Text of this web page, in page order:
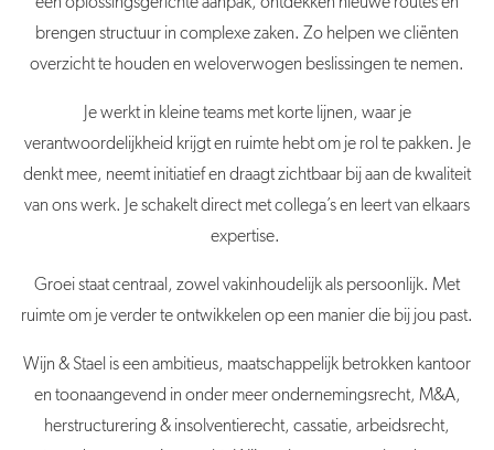
brengen structuur in complexe zaken. Zo helpen we cliënten
overzicht te houden en weloverwogen beslissingen te nemen.
Je werkt in kleine teams met korte lijnen, waar je
verantwoordelijkheid krijgt en ruimte hebt om je rol te pakken. Je
denkt mee, neemt initiatief en draagt zichtbaar bij aan de kwaliteit
van ons werk. Je schakelt direct met collega’s en leert van elkaars
expertise.
Groei staat centraal, zowel vakinhoudelijk als persoonlijk. Met
ruimte om je verder te ontwikkelen op een manier die bij jou past.
Wijn & Stael is een ambitieus, maatschappelijk betrokken kantoor
en toonaangevend in onder meer ondernemingsrecht, M&A,
herstructurering & insolventierecht, cassatie, arbeidsrecht,